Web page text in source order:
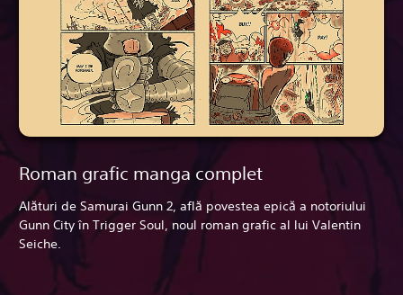
Roman grafic manga complet
Alături de Samurai Gunn 2, află povestea epică a notoriului
Gunn City în Trigger Soul, noul roman grafic al lui Valentin
Seiche.